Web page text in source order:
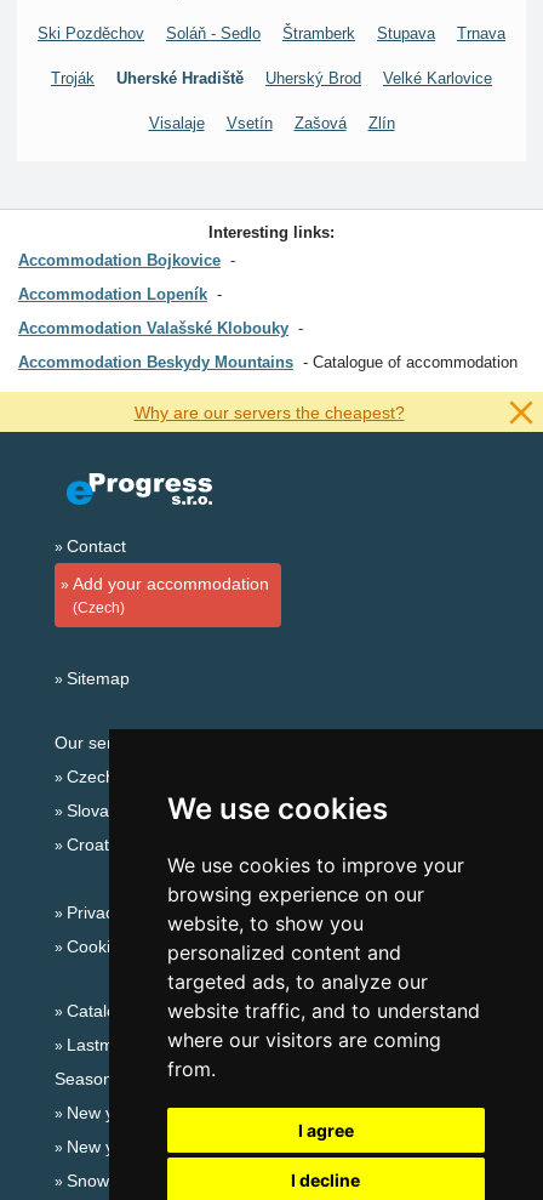
We use cookies
We use cookies to improve your
browsing experience on our
website, to show you
personalized content and
targeted ads, to analyze our
website traffic, and to understand
where our visitors are coming
from.
I agree
I decline
Ski Pozděchov Soláň - Sedlo Štramberk Stupava Trnava
Troják Uherské Hradiště Uherský Brod Velké Karlovice
Visalaje Vsetín Zašová Zlín
Interesting links:
Accommodation Bojkovice
Accommodation Lopeník
Accommodation Valašské Klobouky
Accommodation Beskydy Mountains
Catalogue of accommodation
Why are our servers the cheapest?
Contact
Add your accommodation
(Czech)
Sitemap
Our servers:
Czech mountains
Slovakian mountains
Croatian Adriatic
Privacy policy
Cookies
Catalog of accommodation
Lastminute Beskydy Mountains
Seasonal links:
New year's eve Beskydy Mountains
New year's eve in mountains 2025/26
Snow forecast